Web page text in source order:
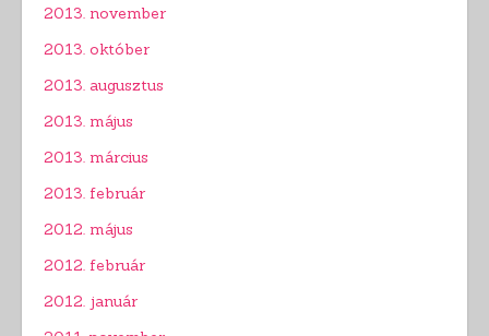
2013. november
2013. október
2013. augusztus
2013. május
2013. március
2013. február
2012. május
2012. február
2012. január